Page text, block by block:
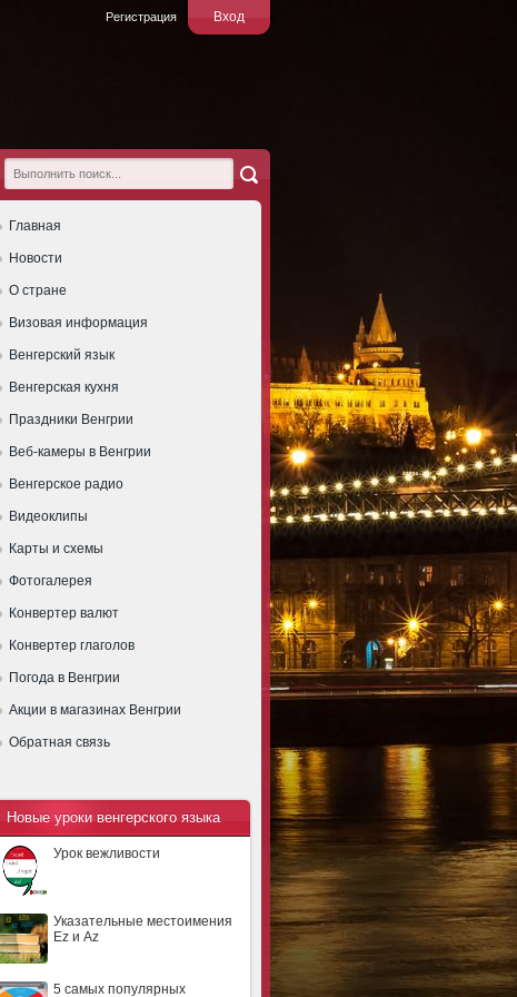
Вход
Регистрация
Главная
Новости
О стране
Визовая информация
Венгерский язык
Венгерская кухня
Праздники Венгрии
Веб-камеры в Венгрии
Венгерское радио
Видеоклипы
Карты и схемы
Фотогалерея
Конвертер валют
Конвертер глаголов
Погода в Венгрии
Акции в магазинах Венгрии
Обратная связь
Новые уроки венгерского языка
Урок вежливости
Указательные местоимения
Ez и Az
5 самых популярных